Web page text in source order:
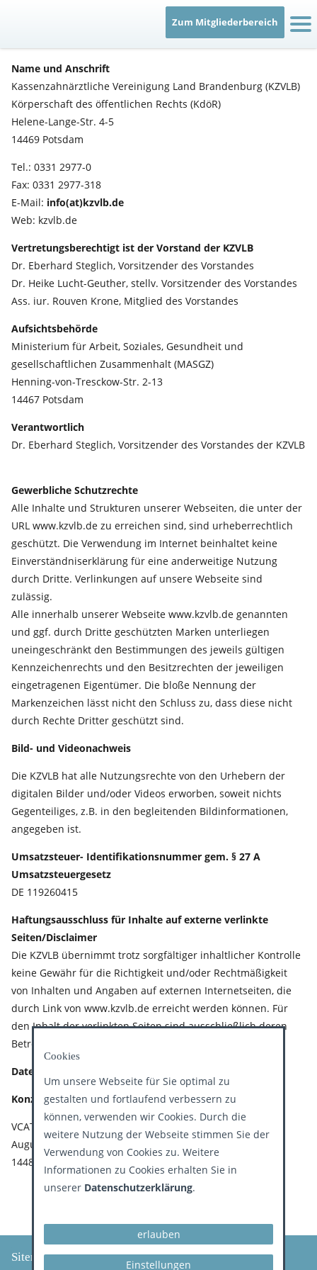
Zum Mitgliederbereich
Name und Anschrift
Kassenzahnärztliche Vereinigung Land Brandenburg (KZVLB)
Körperschaft des öffentlichen Rechts (KdöR)
Helene-Lange-Str. 4-5
14469 Potsdam
Tel.: 0331 2977-0
Fax: 0331 2977-318
E-Mail: info(at)kzvlb.de
Web: kzvlb.de
Vertretungsberechtigt ist der Vorstand der KZVLB
Dr. Eberhard Steglich, Vorsitzender des Vorstandes
Dr. Heike Lucht-Geuther, stellv. Vorsitzender des Vorstandes
Ass. iur. Rouven Krone, Mitglied des Vorstandes
Aufsichtsbehörde
Ministerium für Arbeit, Soziales, Gesundheit und
gesellschaftlichen Zusammenhalt (MASGZ)
Henning-von-Tresckow-Str. 2-13
14467 Potsdam
Verantwortlich
Dr. Eberhard Steglich, Vorsitzender des Vorstandes der KZVLB
Gewerbliche Schutzrechte
Alle Inhalte und Strukturen unserer Webseiten, die unter der
URL www.kzvlb.de zu erreichen sind, sind urheberrechtlich
geschützt. Die Verwendung im Internet beinhaltet keine
Einverständniserklärung für eine anderweitige Nutzung
durch Dritte. Verlinkungen auf unsere Webseite sind
zulässig.
Alle innerhalb unserer Webseite www.kzvlb.de genannten
und ggf. durch Dritte geschützten Marken unterliegen
uneingeschränkt den Bestimmungen des jeweils gültigen
Kennzeichenrechts und den Besitzrechten der jeweiligen
eingetragenen Eigentümer. Die bloße Nennung der
Markenzeichen lässt nicht den Schluss zu, dass diese nicht
durch Rechte Dritter geschützt sind.
Bild- und Videonachweis
Die KZVLB hat alle Nutzungsrechte von den Urhebern der
digitalen Bilder und/oder Videos erworben, soweit nichts
Gegenteiliges, z.B. in den begleitenden Bildinformationen,
angegeben ist.
Umsatzsteuer- Identifikationsnummer gem. § 27 A
Umsatzsteuergesetz
DE 119260415
Haftungsausschluss für Inhalte auf externe verlinkte
Seiten/Disclaimer
Die KZVLB übernimmt trotz sorgfältiger inhaltlicher Kontrolle
keine Gewähr für die Richtigkeit und/oder Rechtmäßigkeit
von Inhalten und Angaben auf externen Internetseiten, die
durch Link von www.kzvlb.de erreicht werden können. Für
den Inhalt der verlinkten Seiten sind ausschließlich deren
Betreiber verantwortlich.
Datenschutz
Konzept und Realisation der Website
VCAT Consulting GmbH
August-Bebel-Straße 26 - 53
14482 Potsdam
Sitemap
Cookies
Um unsere Webseite für Sie optimal zu
gestalten und fortlaufend verbessern zu
können, verwenden wir Cookies. Durch die
weitere Nutzung der Webseite stimmen Sie der
Verwendung von Cookies zu. Weitere
Informationen zu Cookies erhalten Sie in
unserer Datenschutzerklärung.
erlauben
Einstellungen